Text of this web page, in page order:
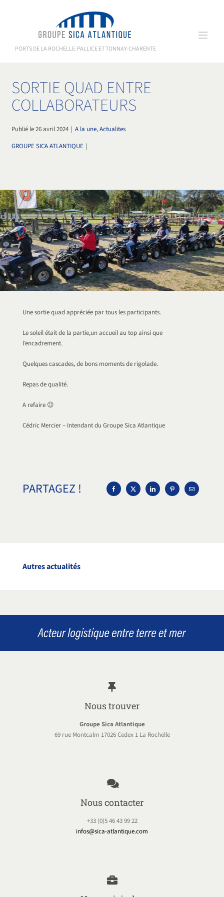
PORTS DE LA ROCHELLE-PALLICE ET TONNAY-CHARENTE
SORTIE QUAD ENTRE
COLLABORATEURS
Publié le 26 avril 2024 | A la une, Actualites
GROUPE SICA ATLANTIQUE |
Une sortie quad appréciée par tous les participants.
Le soleil était de la partie,un accueil au top ainsi que
l’encadrement.
Quelques cascades, de bons moments de rigolade.
Repas de qualité.
A refaire 😉
Cédric Mercier – Intendant du Groupe Sica Atlantique
PARTAGEZ !
Autres actualités
Nous trouver
Groupe Sica Atlantique
69 rue Montcalm 17026 Cedex 1 La Rochelle
Nous contacter
+33 (0)5 46 43 99 22
infos@sica-atlantique.com